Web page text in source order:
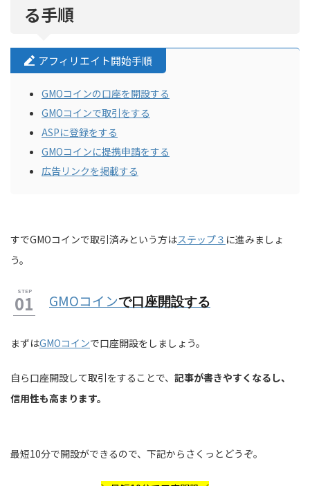
る手順
アフィリエイト開始手順
GMOコインの口座を開設する
GMOコインで取引をする
ASPに登録をする
GMOコインに提携申請をする
広告リンクを掲載する
すでGMOコインで取引済みという方はステップ３ に進みましょ
う。
GMOコインで口座開設する
まずはGMOコインで口座開設をしましょう。
自ら口座開設して取引をすることで、 記事が書きやすくなるし、
信用性も高まります。
最短10分で開設ができるので、下記からさくっとどうぞ。